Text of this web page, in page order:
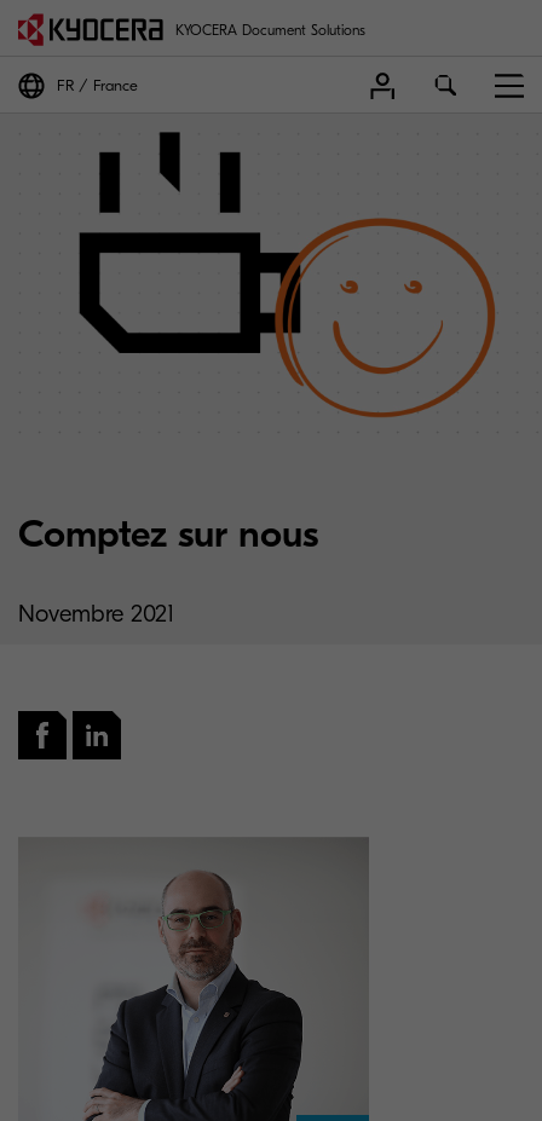
KYOCERA Document Solutions
FR France
Comptez sur nous
Novembre 2021